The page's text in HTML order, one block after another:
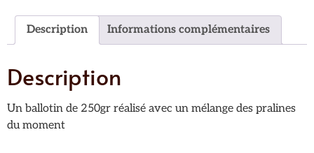
Description Informations complémentaires
Description
Un ballotin de 250gr réalisé avec un mélange des pralines
du moment